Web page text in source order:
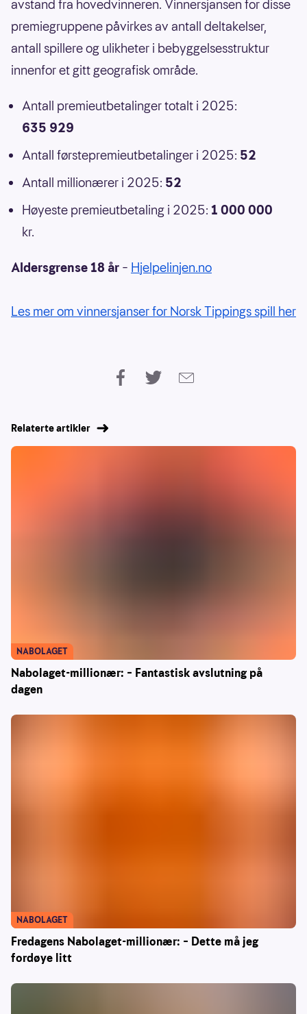
avstand fra hovedvinneren. Vinnersjansen for disse
premiegruppene påvirkes av antall deltakelser,
antall spillere og ulikheter i bebyggelsesstruktur
innenfor et gitt geografisk område.
Antall premieutbetalinger totalt i 2025:
635 929
Antall førstepremieutbetalinger i 2025: 52
Antall millionærer i 2025: 52
Høyeste premieutbetaling i 2025: 1 000 000
kr.
Aldersgrense 18 år – Hjelpelinjen.no
Les mer om vinnersjanser for Norsk Tippings spill her
Relaterte artikler
Nabolaget-millionær: – Fantastisk avslutning på
dagen
NABOLAGET
Fredagens Nabolaget-millionær: – Dette må jeg
fordøye litt
NABOLAGET